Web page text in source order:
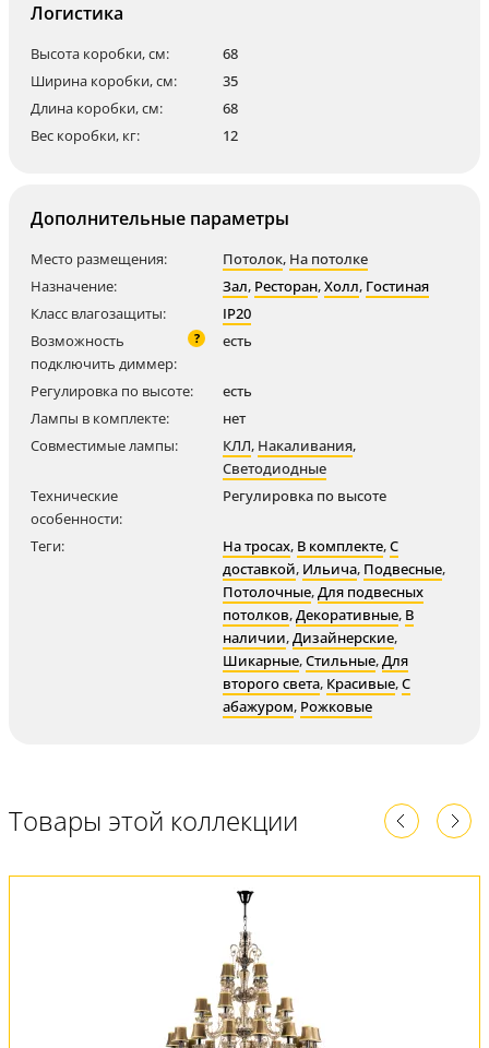
Логистика
Высота коробки, см:
68
Ширина коробки, см:
35
Длина коробки, см:
68
Вес коробки, кг:
12
Дополнительные параметры
Место размещения: Потолок, На потолке
Назначение:
Зал, Ресторан,Холл, Гостиная
Класс влагозащиты:
IP20
Возможность
подключить диммер:
? есть
Регулировка по высоте:
есть
Лампы в комплекте:
нет
Совместимые лампы:
КЛЛ, Накаливания,
Светодиодные
Технические
особенности:
Регулировка по высоте
Теги: На тросах, В комплекте,С
доставкой, Ильича, Подвесные,
Потолочные,Для подвесных
потолков,Декоративные, В
наличии,Дизайнерские,
Шикарные,Стильные,Для
второго света, Красивые,С
абажуром, Рожковые
Товары этой коллекции